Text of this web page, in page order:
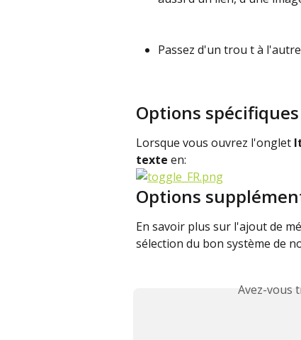
Passez d'un trou t à
Options
Lorsque vous ouvrez l'onglet
texte en:
Options
En savoir plus sur l'ajout de
sélection du bon système de
Avez-vous